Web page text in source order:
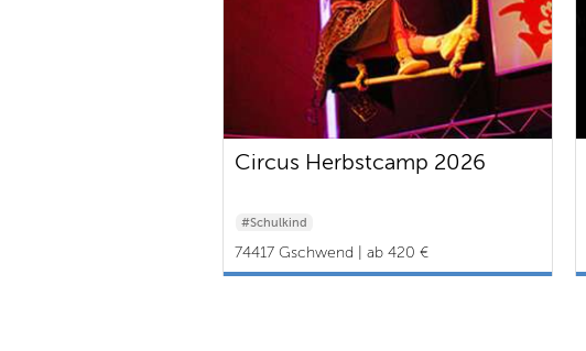
Circus Herbstcamp 2026
#Schulkind
74417 Gschwend | ab 420 €